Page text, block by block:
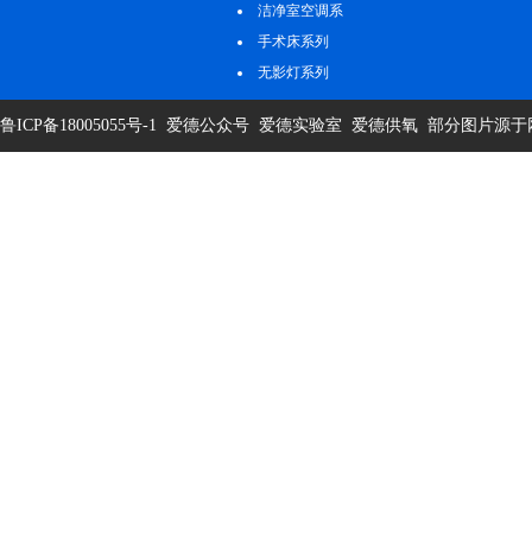
理系列洁净室空调系
统
手术床系列
无影灯系列
鲁ICP备18005055号-1 爱德公众号 爱德实验室 爱德供氧 部分图片源